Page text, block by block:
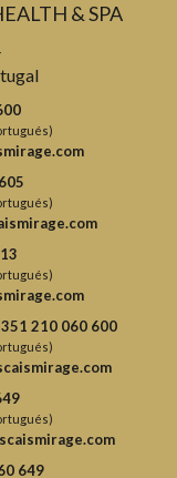
& SPA
210 060 600
649